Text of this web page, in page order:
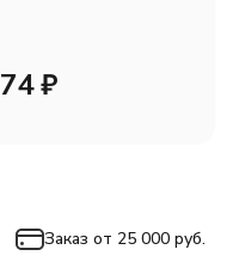
74₽
Заказ от 25 000 руб.